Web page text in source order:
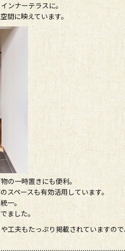
ンナーテラスに。
間に映えています。
の一時置きにも便利。
スペースも有効活用しています。
一。
ました。
工夫もたっぷり掲載されていますの